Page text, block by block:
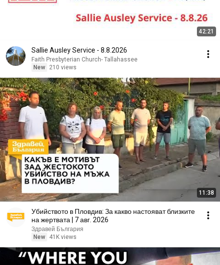
42:21
Sallie Ausley Service - 8.8.2026
Faith Presbyterian Church- Tallahassee
New
210 views
11:38
Убийството в Пловдив: За какво настояват близките
на жертвата | 7 авг. 2026
Здравей България
New
41K views